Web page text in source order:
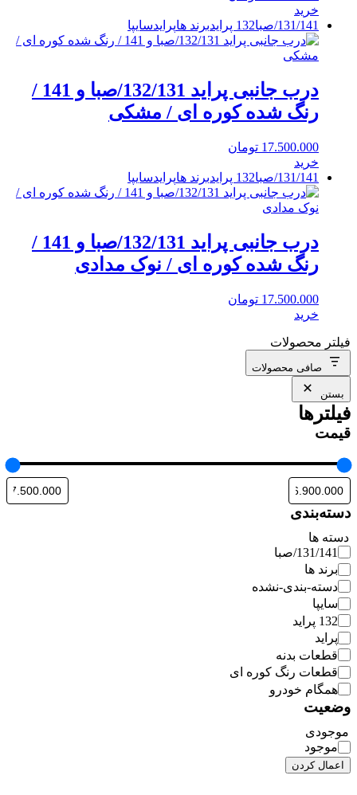
خرید
131/141/صبا
132 پراید برند هاپرایدسایپا
درب جانبی پراید 132/131/صبا و 141 /
رنگ شده کوره ای / مشکی
17.500.000 تومان
خرید
131/141/صبا
132 پراید برند هاپرایدسایپا
درب جانبی پراید 132/131/صبا و 141 /
رنگ شده کوره ای / نوک مدادی
17.500.000 تومان
خرید
فیلتر محصولات
صافی محصولات
بستن
فیلترها
قیمت
دسته‌بندی
دسته ها
131/141/صبا
برند ها
دسته-بندی-نشده
سایپا
132 پراید
پراید
قطعات بدنه
قطعات رنگ کوره ای
همگام خودرو
وضعیت
موجودی
موجود
اعمال کردن